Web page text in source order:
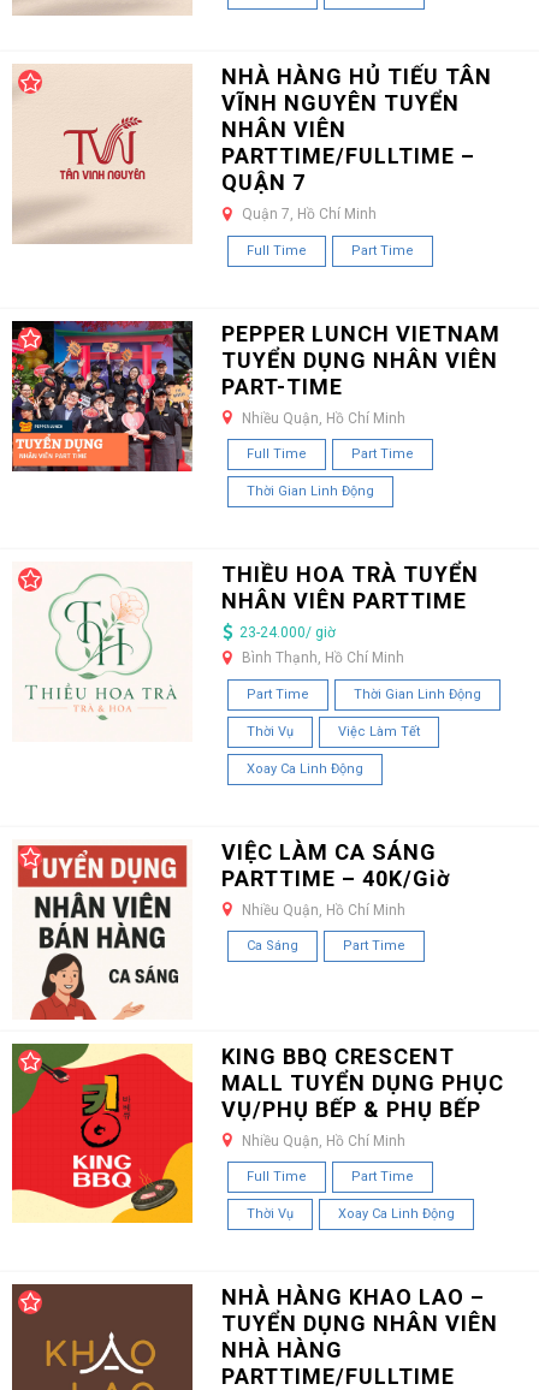
NHÀ HÀNG HỦ TIẾU TÂN
VĨNH NGUYÊN TUYỂN
NHÂN VIÊN
PARTTIME/FULLTIME –
QUẬN 7
Quận 7, Hồ Chí Minh
Full Time Part Time
PEPPER LUNCH VIETNAM
TUYỂN DỤNG NHÂN VIÊN
PART-TIME
Nhiều Quận, Hồ Chí Minh
Full Time Part Time
Thời Gian Linh Động
THIỀU HOA TRÀ TUYỂN
NHÂN VIÊN PARTTIME
23-24.000/ giờ
Bình Thạnh, Hồ Chí Minh
Part Time Thời Gian Linh Động
Thời Vụ Việc Làm Tết
Xoay Ca Linh Động
VIỆC LÀM CA SÁNG
PARTTIME – 40K/Giờ
Nhiều Quận, Hồ Chí Minh
Ca Sáng Part Time
KING BBQ CRESCENT
MALL TUYỂN DỤNG PHỤC
VỤ/PHỤ BẾP & PHỤ BẾP
Nhiều Quận, Hồ Chí Minh
Full Time Part Time
Thời Vụ Xoay Ca Linh Động
NHÀ HÀNG KHAO LAO –
TUYỂN DỤNG NHÂN VIÊN
NHÀ HÀNG
PARTTIME/FULLTIME